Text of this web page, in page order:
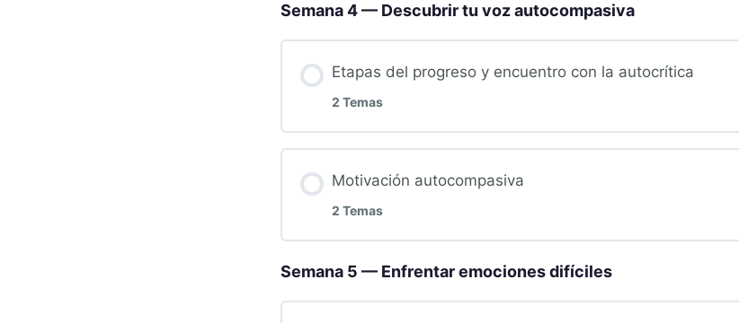
Semana 4 — Descubrir tu voz autocompasiva
Etapas del progreso y encuentro con la autocrítica
2 Temas
Motivación autocompasiva
2 Temas
Semana 5 — Enfrentar emociones difíciles